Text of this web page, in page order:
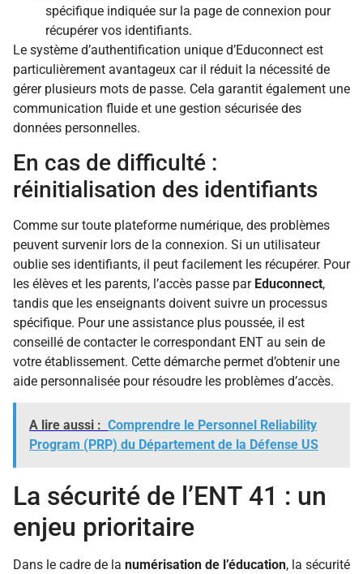
spécifique indiquée sur la page de connexion pour
récupérer vos identifiants.
Le système d’authentification unique d’Educonnect est
particulièrement avantageux car il réduit la nécessité de
gérer plusieurs mots de passe. Cela garantit également une
communication fluide et une gestion sécurisée des
données personnelles.
En cas de difficulté :
réinitialisation des identifiants
Comme sur toute plateforme numérique, des problèmes
peuvent survenir lors de la connexion. Si un utilisateur
oublie ses identifiants, il peut facilement les récupérer. Pour
les élèves et les parents, l’accès passe par Educonnect,
tandis que les enseignants doivent suivre un processus
spécifique. Pour une assistance plus poussée, il est
conseillé de contacter le correspondant ENT au sein de
votre établissement. Cette démarche permet d’obtenir une
aide personnalisée pour résoudre les problèmes d’accès.
A lire aussi : Comprendre le Personnel Reliability
Program (PRP) du Département de la Défense US
La sécurité de l’ENT 41 : un
enjeu prioritaire
Dans le cadre de la numérisation de l’éducation, la sécurité